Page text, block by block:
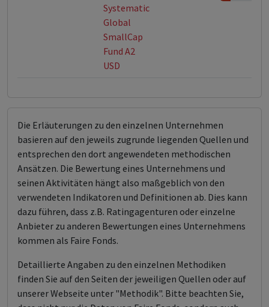
Systematic
Global
SmallCap
Fund A2
USD
Die Erläuterungen zu den einzelnen Unternehmen
basieren auf den jeweils zugrunde liegenden Quellen und
entsprechen den dort angewendeten methodischen
Ansätzen. Die Bewertung eines Unternehmens und
seinen Aktivitäten hängt also maßgeblich von den
verwendeten Indikatoren und Definitionen ab. Dies kann
dazu führen, dass z.B. Ratingagenturen oder einzelne
Anbieter zu anderen Bewertungen eines Unternehmens
kommen als Faire Fonds.
Detaillierte Angaben zu den einzelnen Methodiken
finden Sie auf den Seiten der jeweiligen Quellen oder auf
unserer Webseite unter "Methodik". Bitte beachten Sie,